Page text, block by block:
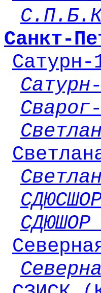
Санкт-